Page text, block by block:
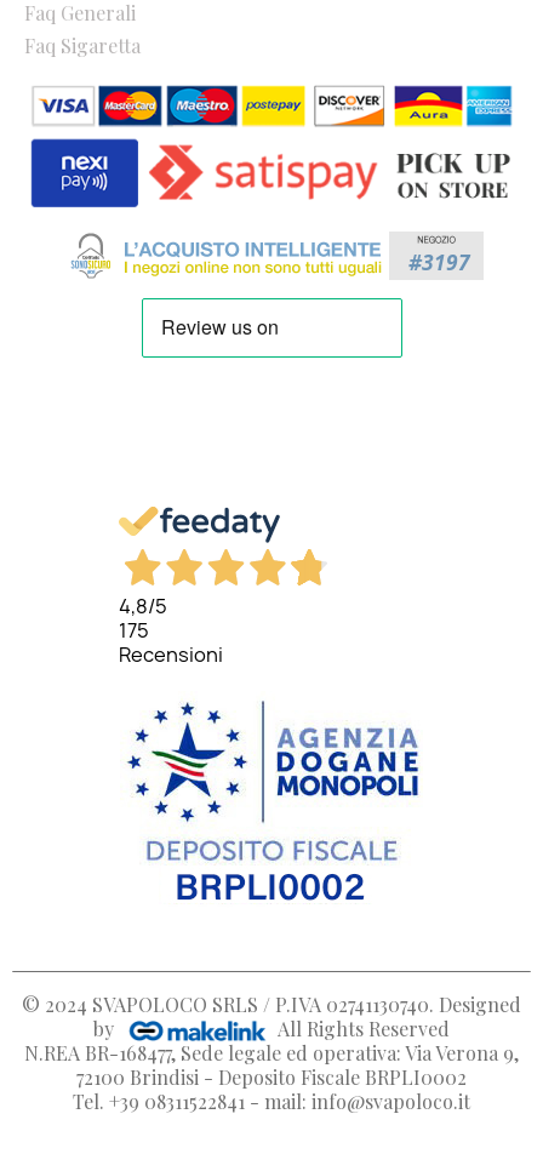
Faq Generali
Faq Sigaretta
4,8/5
175
Recensioni
© 2024 SVAPOLOCO SRLS / P.IVA 02741130740. Designed
by
All Rights Reserved
N.REA BR-168477, Sede legale ed operativa: Via Verona 9,
72100 Brindisi - Deposito Fiscale BRPLI0002
Tel. +39 08311522841 - mail: info@svapoloco.it